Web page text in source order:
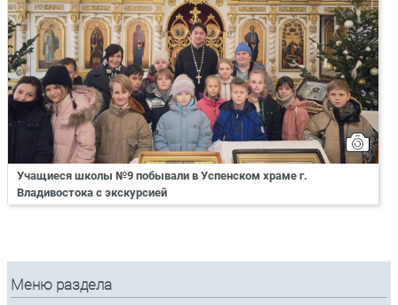
Учащиеся школы №9 побывали в Успенском храме г.
Владивостока с экскурсией
Меню раздела